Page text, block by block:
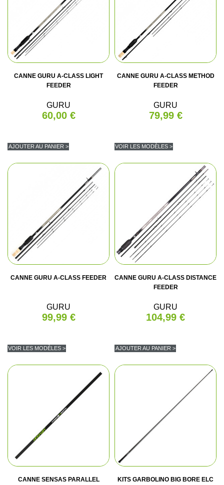
CANNE GURU A-CLASS LIGHT
FEEDER
GURU
60,00 €
AJOUTER AU PANIER >
CANNE GURU A-CLASS METHOD
FEEDER
GURU
79,99 €
VOIR LES MODÈLES >
CANNE GURU A-CLASS FEEDER
GURU
99,99 €
VOIR LES MODÈLES >
CANNE GURU A-CLASS DISTANCE
FEEDER
GURU
104,99 €
AJOUTER AU PANIER >
CANNE SENSAS PARALLEL
KITS GARBOLINO BIG BORE ELC